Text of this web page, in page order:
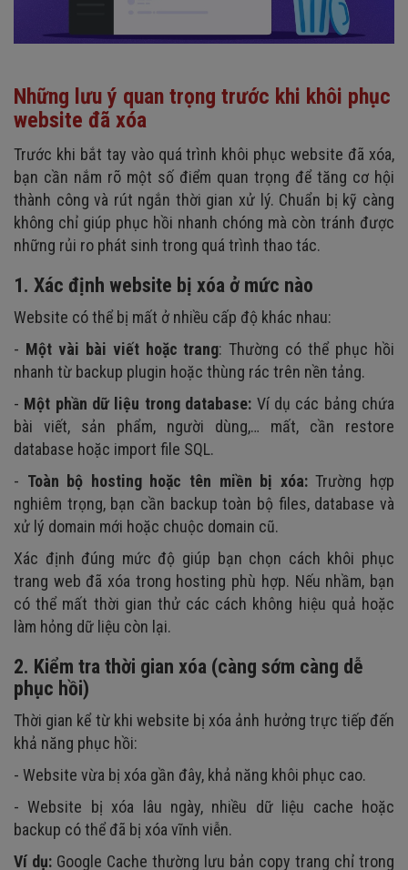
Những lưu ý quan trọng trước khi khôi phục
website đã xóa
Trước khi bắt tay vào quá trình khôi phục website đã xóa,
bạn cần nắm rõ một số điểm quan trọng để tăng cơ hội
thành công và rút ngắn thời gian xử lý. Chuẩn bị kỹ càng
không chỉ giúp phục hồi nhanh chóng mà còn tránh được
những rủi ro phát sinh trong quá trình thao tác.
1. Xác định website bị xóa ở mức nào
Website có thể bị mất ở nhiều cấp độ khác nhau:
- Một vài bài viết hoặc trang: Thường có thể phục hồi
nhanh từ backup plugin hoặc thùng rác trên nền tảng.
- Một phần dữ liệu trong database: Ví dụ các bảng chứa
bài viết, sản phẩm, người dùng,… mất, cần restore
database hoặc import file SQL.
- Toàn bộ hosting hoặc tên miền bị xóa:Trường hợp
nghiêm trọng, bạn cần backup toàn bộ files, database và
xử lý domain mới hoặc chuộc domain cũ.
Xác định đúng mức độ giúp bạn chọn cách khôi phục
trang web đã xóa trong hosting phù hợp. Nếu nhầm, bạn
có thể mất thời gian thử các cách không hiệu quả hoặc
làm hỏng dữ liệu còn lại.
2. Kiểm tra thời gian xóa (càng sớm càng dễ
phục hồi)
Thời gian kể từ khi website bị xóa ảnh hưởng trực tiếp đến
khả năng phục hồi:
- Website vừa bị xóa gần đây, khả năng khôi phục cao.
- Website bị xóa lâu ngày, nhiều dữ liệu cache hoặc
backup có thể đã bị xóa vĩnh viễn.
Ví dụ: Google Cache thường lưu bản copy trang chỉ trong